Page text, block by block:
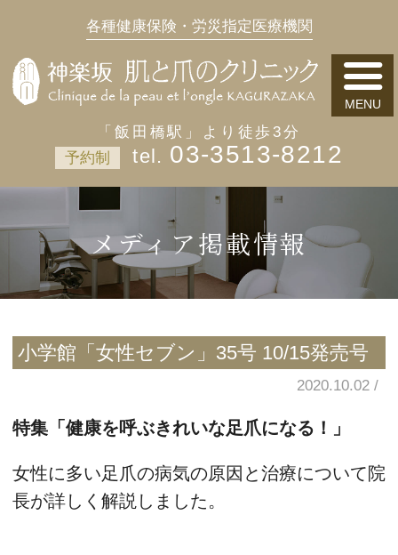
各種健康保険・労災指定医療機関
「飯田橋駅」より徒歩3分
予約制
03-3513-8212
メディア掲載情報
小学館「女性セブン」35号 10/15発売号
2020.10.02
特集「健康を呼ぶきれいな足爪になる！」
女性に多い足爪の病気の原因と治療について院
長が詳しく解説しました。